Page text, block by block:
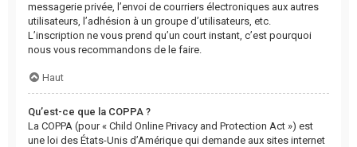
messagerie privée, l’envoi de courriers électroniques aux autres
utilisateurs, l’adhésion à un groupe d’utilisateurs, etc.
L’inscription ne vous prend qu’un court instant, c’est pourquoi
nous vous recommandons de le faire.
Haut
Qu’est-ce que la COPPA ?
La COPPA (pour « Child Online Privacy and Protection Act ») est
une loi des États-Unis d’Amérique qui demande aux sites internet